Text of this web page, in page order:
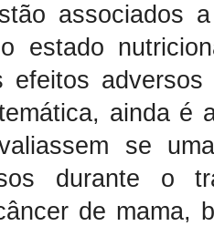
associados
estado
efeitos
ainda é
se
durante o
de mama,